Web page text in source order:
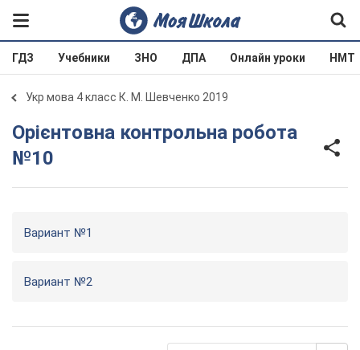
ГДЗ Учебники ЗНО ДПА Онлайн уроки НМТ
Укр мова 4 класс К. М. Шевченко 2019
Орієнтовна контрольна робота
№10
Вариант №1
Вариант №2